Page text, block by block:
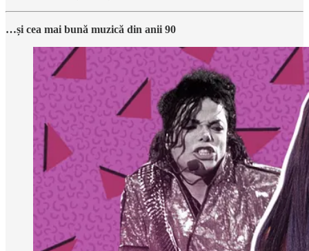
…și cea mai bună muzică din anii 90